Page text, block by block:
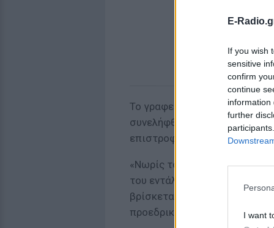
E-
If you wish
sensitive
confirm
continue
information
further
I want
Το γραφείο του προέδρου
συνελήφθη το πρωί της
επιστροφή του από το Χονγκ
«Νωρίς το πρωί, το τοπικό
του εντάλματος σύλληψης
βρίσκεται υπό την κράτηση
προεδρικού μεγάρου.